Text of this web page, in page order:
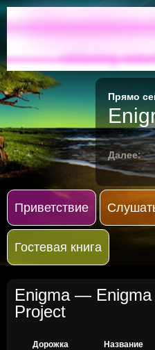
relaxing
Прямо
Далее:
Приветствие
Гостевая книга
Enigma— Enigma
Project
Дорожка Название